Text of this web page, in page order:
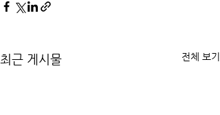
최근 게시물 전체 보기